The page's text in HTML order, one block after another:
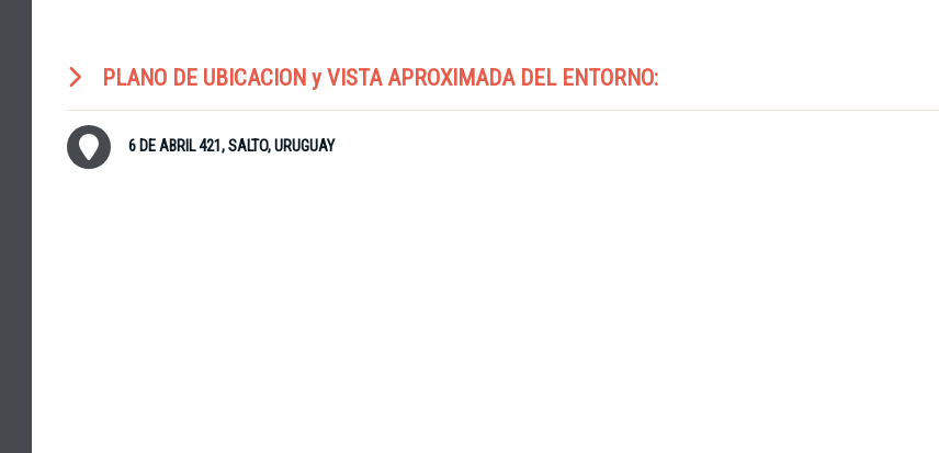
PLANO DE UBICACION y VISTA APROXIMADA DEL ENTORNO:
6 DE ABRIL 421, SALTO, URUGUAY